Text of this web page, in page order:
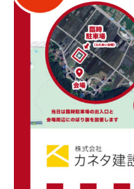
採用情報
協力会社の皆様へ
住まいのなんでも相談
土地･空き家 不動産相談
移住と暮らし相談